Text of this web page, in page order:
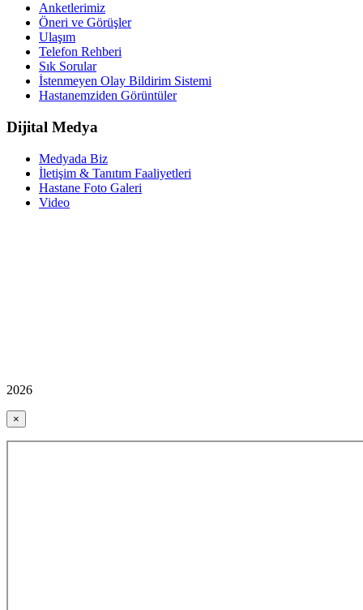
Anketlerimiz
Öneri ve Görüşler
Ulaşım
Telefon Rehberi
Sık Sorular
İstenmeyen Olay Bildirim Sistemi
Hastanemziden Görüntüler
Dijital Medya
Medyada Biz
İletişim & Tanıtım Faaliyetleri
Hastane Foto Galeri
Video
2026
×